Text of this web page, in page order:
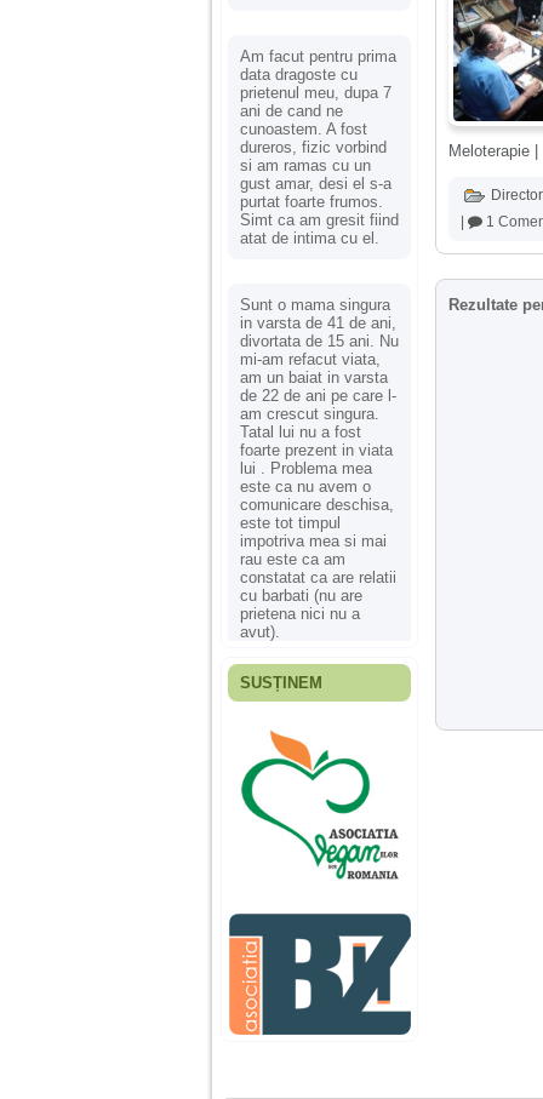
Am facut pentru prima
data dragoste cu
prietenul meu, dupa 7
ani de cand ne
cunoastem. A fost
dureros, fizic vorbind
si am ramas cu un
gust amar, desi el s-a
purtat foarte frumos.
Simt ca am gresit fiind
atat de intima cu el.
Sunt o mama singura
in varsta de 41 de ani,
divortata de 15 ani. Nu
mi-am refacut viata,
am un baiat in varsta
de 22 de ani pe care l-
am crescut singura.
Tatal lui nu a fost
foarte prezent in viata
lui . Problema mea
este ca nu avem o
comunicare deschisa,
este tot timpul
impotriva mea si mai
rau este ca am
constatat ca are relatii
cu barbati (nu are
prietena nici nu a
avut).
Fiica mea s-a nascut
ani, privind in urma
realizez cat de multe
greseli am facut in
educatia si cresterea
ei, am fost o mama
egoista, preocupata
de implinirea
profesionala, cand ea
era mica am neglijat-
agresiva, orice
greseala era taxata cu
o palma sau pedepse.
De 4 ani am o relatie
serioasa cu un barbat
SUSȚINEM
Meloterapie
1
Rezultate